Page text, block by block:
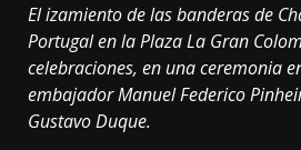
El izamiento de las banderas de
Portugal en la Plaza La Gran
celebraciones, en una ceremonia
embajador Manuel Federico
Gustavo Duque.